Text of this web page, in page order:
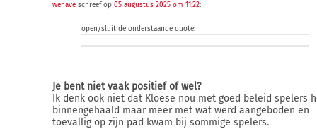
wehave schreef op05 augustus 2025 om 11:22:
open/sluit de onderstaande quote:
Je bent niet vaak positief of wel?
Ik denk ook niet dat Kloese nou met goed beleid spelers
binnengehaald maar meer met wat werd aangeboden en
toevallig op zijn pad kwam bij sommige spelers.